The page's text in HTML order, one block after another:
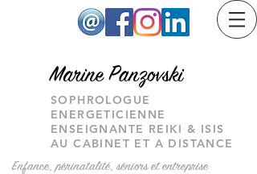
Marine Panzovski
SOPHROLOGUE
ENERGETICIENNE
ENSEIGNANTE REIKI & ISIS
AU CABINET ET A DISTANCE
Enfance, périnatalité, séniors et entreprise